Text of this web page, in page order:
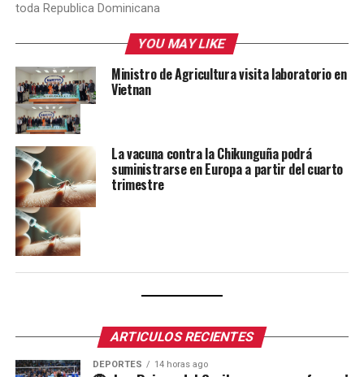
toda Republica Dominicana
YOU MAY LIKE
Ministro de Agricultura visita laboratorio en
Vietnan
La vacuna contra la Chikunguña podrá
suministrarse en Europa a partir del cuarto
trimestre
ARTICULOS RECIENTES
DEPORTES 14 horas ago